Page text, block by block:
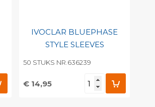
IVOCLAR BLUEPHASE
STYLE SLEEVES
50 STUKS NR.636239
€ 14,95